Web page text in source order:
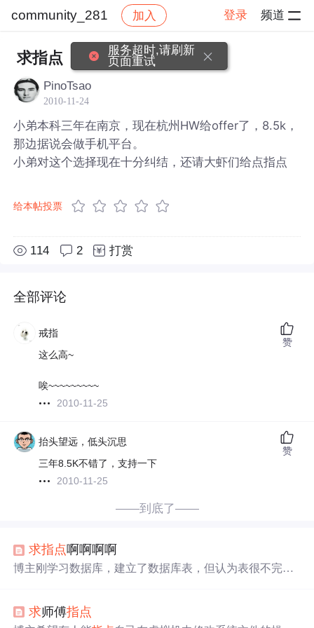
community_281 加入 登录 频道
社区 community_281 帖子详情
求指点
PinoTsao
2010-11-24
小弟本科三年在南京，现在杭州HW给offer了，8.5k，
那边据说会做手机平台。
小弟对这个选择现在十分纠结，还请大虾们给点指点
给本帖投票
114 2 打赏
全部评论
戒指
这么高~
唉~~~~~~~~~
2010-11-25
赞
抬头望远，低头沉思
三年8.5K不错了，支持一下
2010-11-25
赞
——到底了——
求指点啊啊啊啊
博主刚学习数据库，建立了数据库表，但认为表很不完
求师傅指点
服务超时,请刷新
页面重试